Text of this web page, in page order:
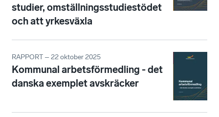
studier, omställningsstudiestödet
och att yrkesväxla
RAPPORT – 22 oktober 2025
Kommunal arbetsförmedling - det
danska exemplet avskräcker